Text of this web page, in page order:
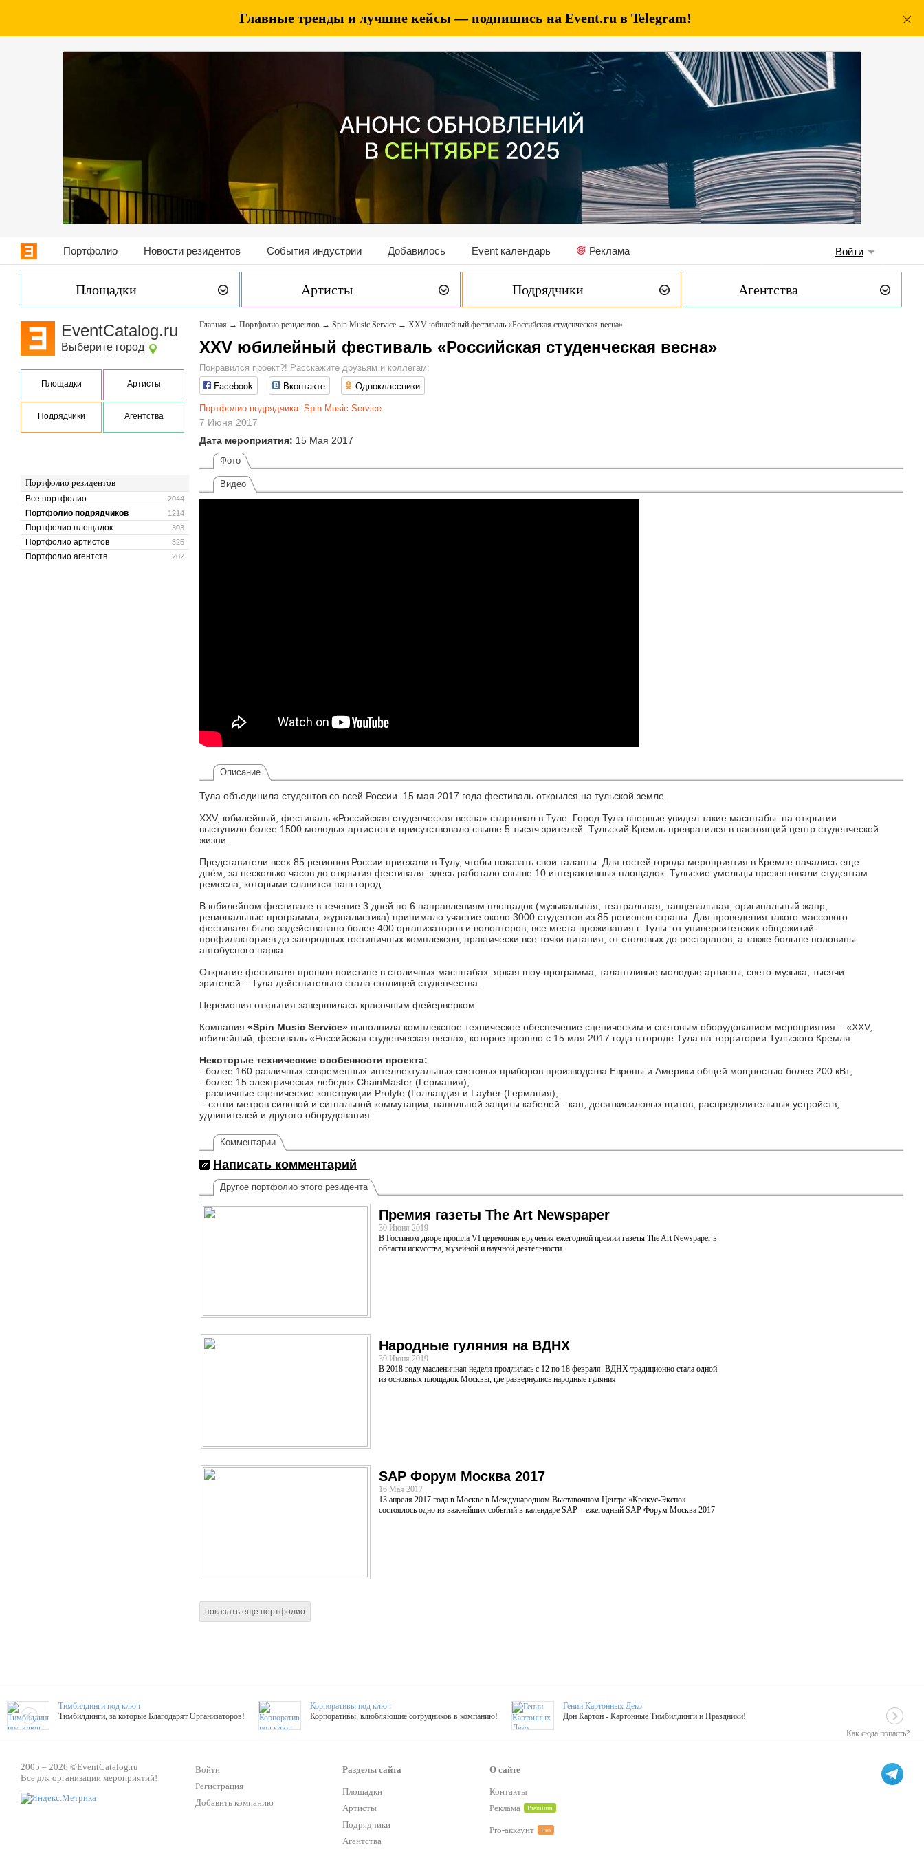
Главные тренды и лучшие кейсы — подпишись на Event.ru в Telegram!
Портфолио Новости резидентов События индустрии Добавилось Event календарь Реклама Войти
Площадки Артисты Подрядчики Агентства
EventCatalog.ru
Выберите город
Площадки Артисты
Подрядчики Агентства
Портфолио резидентов
2044
Все портфолио
1214
Портфолио подрядчиков
303
Портфолио площадок
325
Портфолио артистов
202
Портфолио агентств
Главная → Портфолио резидентов → Spin Music Service → XXV юбилейный фестиваль «Российская студенческая весна»
XXV юбилейный фестиваль «Российская студенческая весна»
Понравился проект?! Расскажите друзьям и коллегам:
Facebook Вконтакте Одноклассники
Портфолио подрядчика: Spin Music Service
7 Июня 2017
Дата мероприятия: 15 Мая 2017
Фото
Видео
Описание
Тула объединила студентов со всей России. 15 мая 2017 года фестиваль открылся на тульской земле.
XXV, юбилейный, фестиваль «Российская студенческая весна» стартовал в Туле. Город Тула впервые увидел такие масштабы: на открытии
выступило более 1500 молодых артистов и присутствовало свыше 5 тысяч зрителей. Тульский Кремль превратился в настоящий центр студенческой
жизни.
Представители всех 85 регионов России приехали в Тулу, чтобы показать свои таланты. Для гостей города мероприятия в Кремле начались еще
днём, за несколько часов до открытия фестиваля: здесь работало свыше 10 интерактивных площадок. Тульские умельцы презентовали студентам
ремесла, которыми славится наш город.
В юбилейном фестивале в течение 3 дней по 6 направлениям площадок (музыкальная, театральная, танцевальная, оригинальный жанр,
региональные программы, журналистика) принимало участие около 3000 студентов из 85 регионов страны. Для проведения такого массового
фестиваля было задействовано более 400 организаторов и волонтеров, все места проживания г. Тулы: от университетских общежитий-
профилакториев до загородных гостиничных комплексов, практически все точки питания, от столовых до ресторанов, а также больше половины
автобусного парка.
Открытие фестиваля прошло поистине в столичных масштабах: яркая шоу-программа, талантливые молодые артисты, свето-музыка, тысячи
зрителей – Тула действительно стала столицей студенчества.
Церемония открытия завершилась красочным фейерверком.
Компания «Spin Music Service» выполнила комплексное техническое обеспечение сценическим и световым оборудованием мероприятия – «XXV,
юбилейный, фестиваль «Российская студенческая весна», которое прошло с 15 мая 2017 года в городе Тула на территории Тульского Кремля.
Некоторые технические особенности проекта:
- более 160 различных современных интеллектуальных световых приборов производства Европы и Америки общей мощностью более 200 кВт;
- более 15 электрических лебедок ChainMaster (Германия);
- различные сценические конструкции Prolyte (Голландия и Layher (Германия);
- сотни метров силовой и сигнальной коммутации, напольной защиты кабелей - кап, десяткисиловых щитов, распределительных устройств,
удлинителей и другого оборудования.
Комментарии
Написать комментарий
Другое портфолио этого резидента
Премия газеты The Art Newspaper
30 Июня 2019
В Гостином дворе прошла VI церемония вручения ежегодной премии газеты The Art Newspaper в
области искусства, музейной и научной деятельности
Народные гуляния на ВДНХ
30 Июня 2019
В 2018 году масленичная неделя продлилась с 12 по 18 февраля. ВДНХ традиционно стала одной
из основных площадок Москвы, где развернулись народные гуляния
SAP Форум Москва 2017
16 Мая 2017
​13 апреля 2017 года в Москве в Международном Выставочном Центре «Крокус-Экспо»
состоялось одно из важнейших событий в календаре SAP – ежегодный SAP Форум Москва 2017
показать еще портфолио
Как сюда попасть?
Тимбилдинги под ключ
Тимбилдинги, за которые Благодарят Организаторов!
Корпоративы под ключ
Корпоративы, влюбляющие сотрудников в компанию!
Гении Картонных Деко
Дон Картон - Картонные Тимбилдинги и Праздники!
ТОПовые мастер-классы на мероприятие! Гибкие цены!
Более 420 мастер-классов на выезде на мероприятие!
Мастер-классы
ТОП 25 активностей! Смета за 15 минут!
Букинг компания №1
2005 – 2026 ©EventCatalog.ru
Все для организации мероприятий!
Войти
Регистрация
Добавить компанию
Разделы сайта
Площадки
Артисты
Подрядчики
Агентства
О сайте
Контакты
Реклама
Premium
Pro-аккаунт Pro